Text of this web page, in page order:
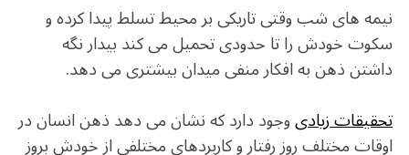
نیمه های شب وقتی تاریکی بر محیط تسلط پیدا کرده و
سکوت خودش را تا حدودی تحمیل می کند بیدار نگه
داشتن ذهن به افکار منفی میدان بیشتری می دهد.
تحقیقات زیادیوجود دارد که نشان می دهد ذهن انسان در
اوقات مختلف روز رفتار و کاربردهای مختلفی از خودش بروز